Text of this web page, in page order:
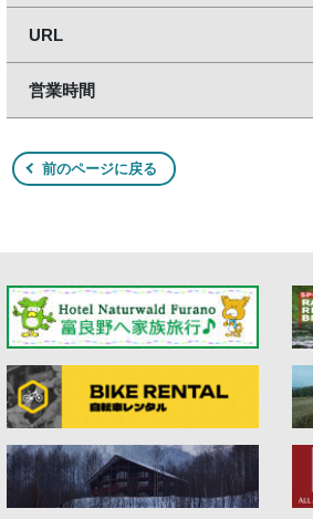
URL
営業時間
前のページに戻る